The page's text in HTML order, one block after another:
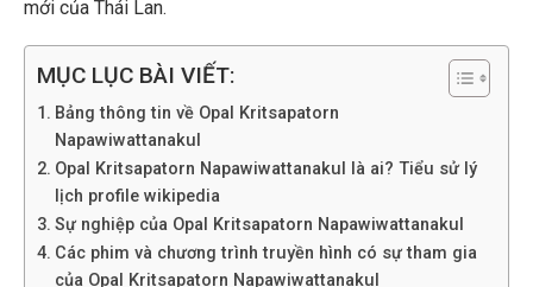
mới của Thái Lan.
MỤC LỤC BÀI VIẾT:
Bảng thông tin về Opal Kritsapatorn
Napawiwattanakul
Opal Kritsapatorn Napawiwattanakul là ai? Tiểu sử lý
lịch profile wikipedia
Sự nghiệp của Opal Kritsapatorn Napawiwattanakul
Các phim và chương trình truyền hình có sự tham gia
của Opal Kritsapatorn Napawiwattanakul